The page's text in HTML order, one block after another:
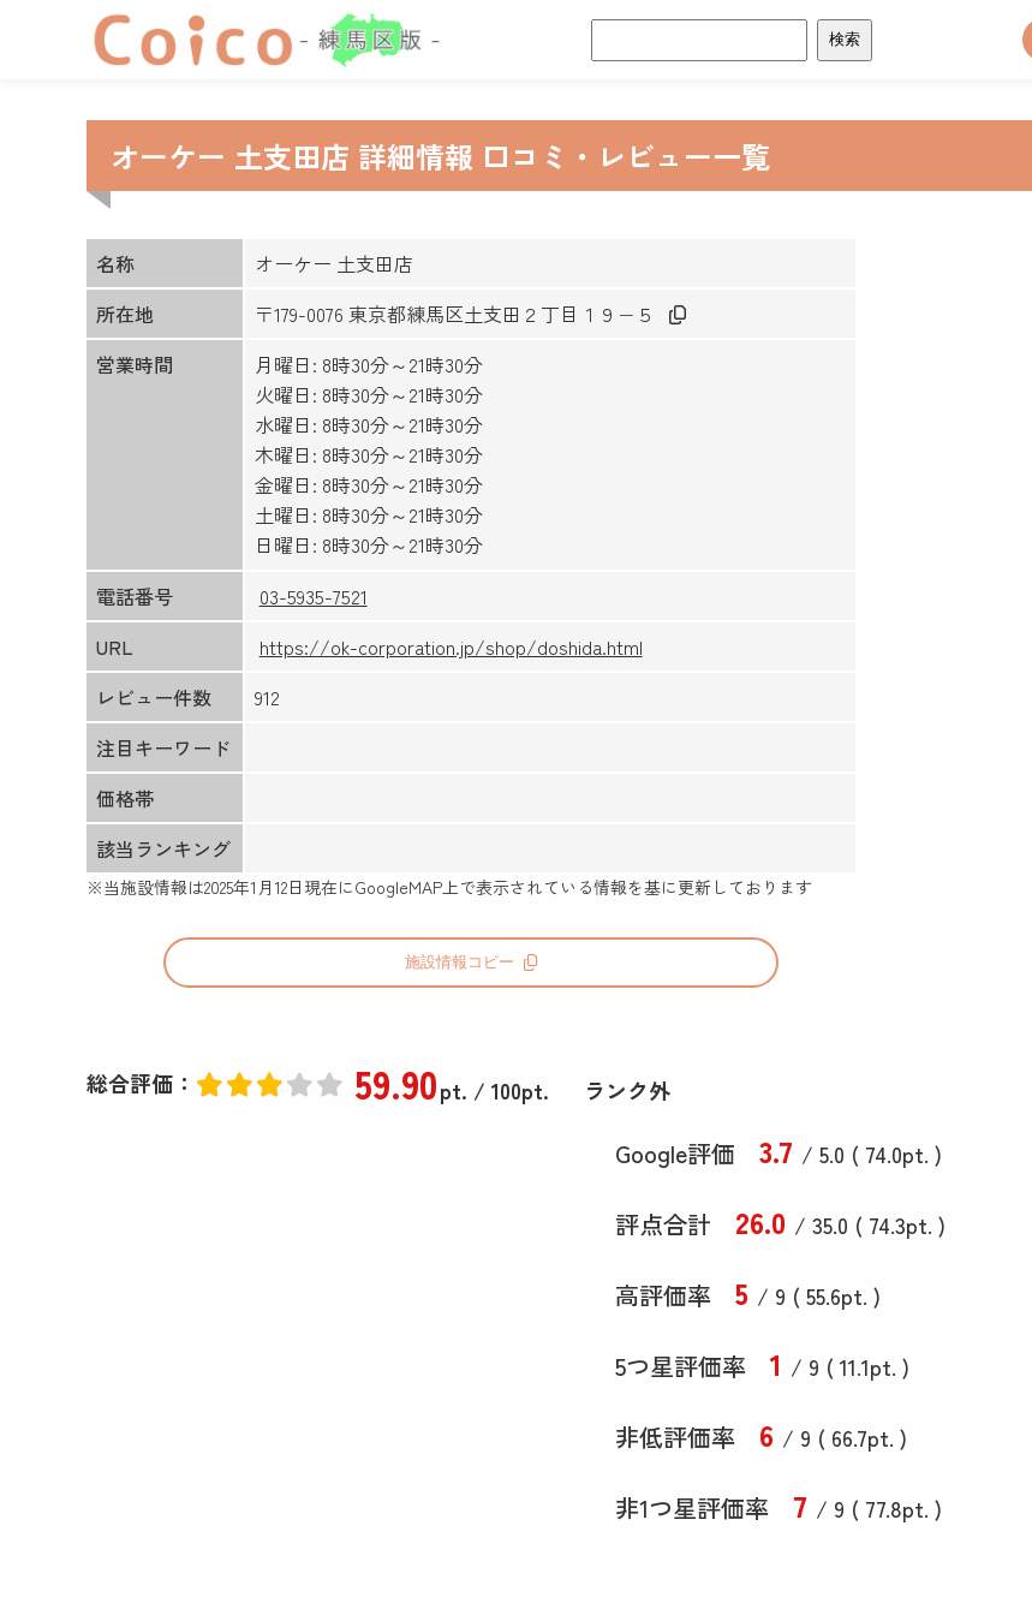
索:
オーケー 土支田店 詳細情報 口コミ・レビュー一覧
名称
オーケー 土支田店
所在地
〒179-0076 東京都練馬区土支田２丁目１９−５
営業時間
月曜日: 8時30分～21時30分
火曜日: 8時30分～21時30分
水曜日: 8時30分～21時30分
木曜日: 8時30分～21時30分
金曜日: 8時30分～21時30分
土曜日: 8時30分～21時30分
日曜日: 8時30分～21時30分
電話番号
03-5935-7521
URL
https://ok-corporation.jp/shop/doshida.html
レビュー件数
912
注目キーワード
価格帯
該当ランキング
※当施設情報は2025年1月12日現在にGoogleMAP上で表示されている情報を基に更新しております
施設情報コピー
総合評価： 59.90pt. / 100pt. ランク外
Google評価 3.7 / 5.0 ( 74.0pt. )
評点合計 26.0 / 35.0 ( 74.3pt. )
高評価率 5 / 9 ( 55.6pt. )
5つ星評価率 1 / 9 ( 11.1pt. )
非低評価率 6 / 9 ( 66.7pt. )
非1つ星評価率 7 / 9 ( 77.8pt. )